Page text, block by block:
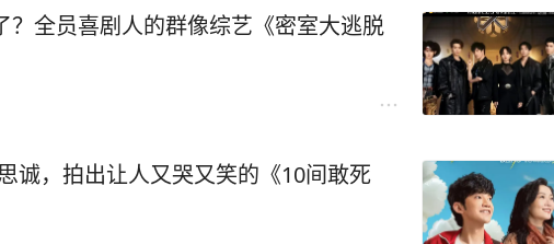
？全员喜剧人的群像综艺《密室大逃脱
诚，拍出让人又哭又笑的《10间敢死